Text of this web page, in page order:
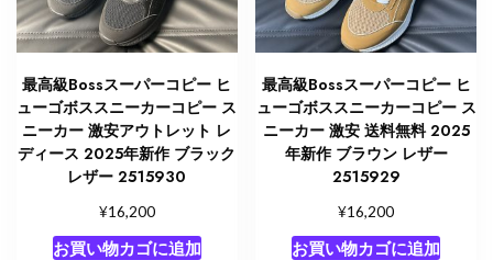
最高級Bossスーパーコピー ヒ
ューゴボススニーカーコピー ス
ニーカー 激安アウトレット レ
ディース 2025年新作 ブラック
レザー 2515930
¥16,200
お買い物カゴに追加
最高級Bossスーパーコピー ヒ
ューゴボススニーカーコピー ス
ニーカー 激安 送料無料 2025
年新作 ブラウン レザー
2515929
¥16,200
お買い物カゴに追加